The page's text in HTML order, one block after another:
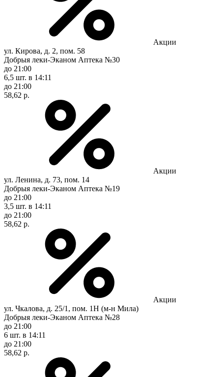
Акции
ул. Кирова, д. 2, пом. 58
Добрыя леки-Эканом Аптека №30
до 21:00
6,5 шт. в 14:11
до 21:00
58,62 р.
Акции
ул. Ленина, д. 73, пом. 14
Добрыя леки-Эканом Аптека №19
до 21:00
3,5 шт. в 14:11
до 21:00
58,62 р.
Акции
ул. Чкалова, д. 25/1, пом. 1Н (м-н Мила)
Добрыя леки-Эканом Аптека №28
до 21:00
6 шт. в 14:11
до 21:00
58,62 р.